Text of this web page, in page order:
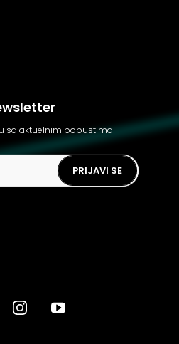
sa aktuelnim popustima
PRIJAVI SE